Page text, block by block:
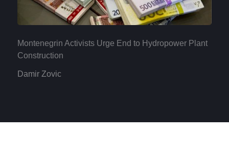
Montenegrin Activists Urge End to Hydropower Plant
Construction
Damir Zovic